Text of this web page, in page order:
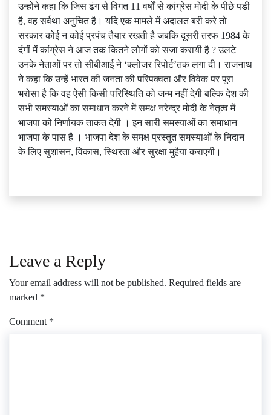
उन्होंने कहा कि जिस ढंग से विगत 11 वर्षों से कांग्रेस मोदी के पीछे पडी
है, वह सर्वथा अनुचित है। यदि एक मामले में अदालत बरी करे तो
सरकार कोई न कोई प्रपंच तैयार रखती है जबकि दूसरी तरफ 1984 के
दंगों में कांग्रेस ने आज तक कितने लोगों को सजा करायी है ? उलटे
उनके नेताओं पर तो सीबीआई ने ‘क्लोजर रिपोर्ट’तक लगा दी। राजनाथ
ने कहा कि उन्हें भारत की जनता की परिपक्वता और विवेक पर पूरा
भरोसा है कि वह ऐसी किसी परिस्थिति को जन्म नहीं देगी बल्कि देश की
सभी समस्याओं का समाधान करने में समक्ष नरेन्द्र मोदी के नेतृत्व में
भाजपा को निर्णायक ताकत देगी । इन सारी समस्याओं का समाधान
भाजपा के पास है । भाजपा देश के समक्ष प्रस्तुत समस्याओं के निदान
के लिए सुशासन, विकास, स्थिरता और सुरक्षा मुहैया कराएगी।
Leave a Reply
Your email address will not be published. Required fields are
marked *
Comment *